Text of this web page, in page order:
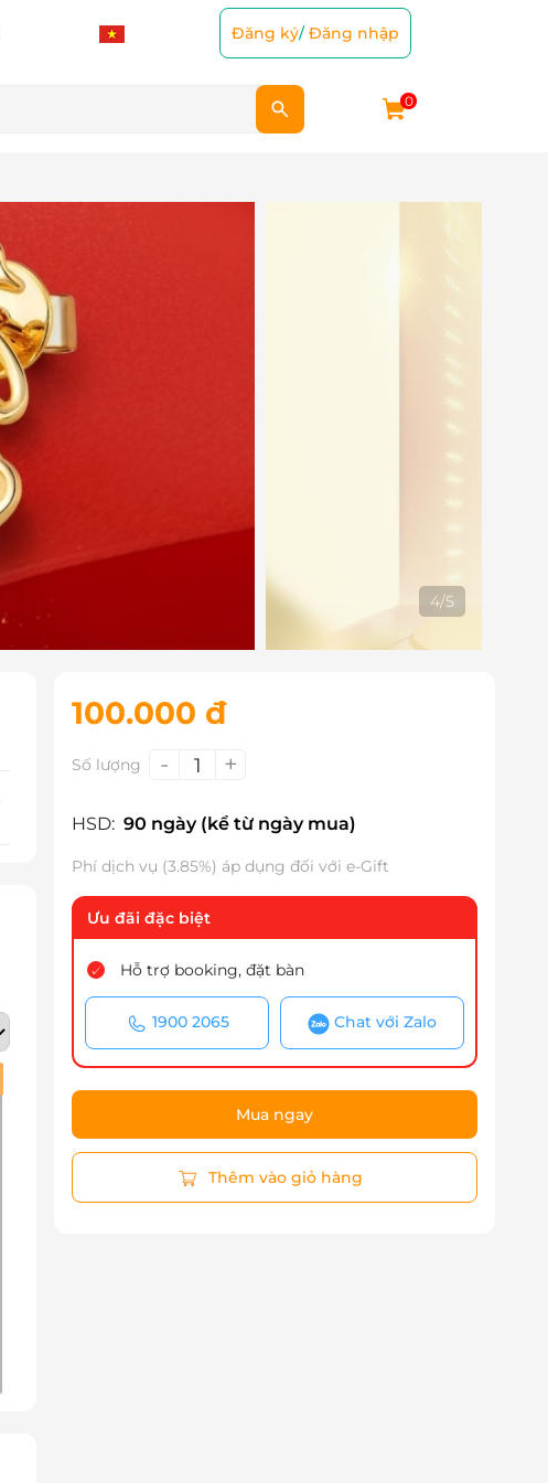
Đăng ký/Đăng nhập
0
5/5
100.000 đ
Số lượng - 1 +
HSD: 90 ngày (kể từ ngày mua)
Phí dịch vụ (3.85%) áp dụng đối với e-Gift
Ưu đãi đặc biệt
Hỗ trợ booking, đặt bàn
1900 2065 Chat với Zalo
Mua ngay
Thêm vào giỏ hàng